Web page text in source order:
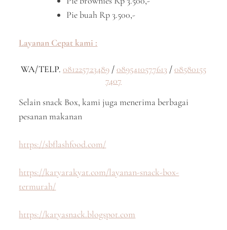
Pie buah Rp 3.500,-
Layanan Cepat kami :
WA/TELP. 081225723489 /0895410577613 /08580155
7407
Selain snack Box, kami juga menerima berbagai
pesanan makanan
https://sbflashfood.com/
https://karyarakyat.com/layanan-snack-box-
termurah/
https://karyasnack.blogspot.com